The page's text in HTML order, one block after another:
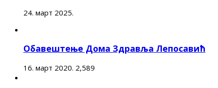
24. март 2025.
Обавештење Дома Здравља Лепосавић
16. март 2020. 2,589